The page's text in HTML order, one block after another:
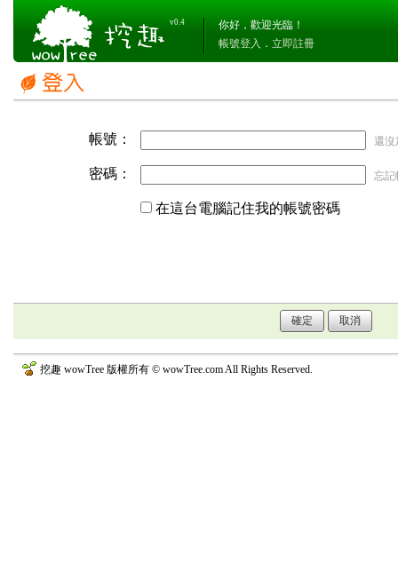
v0.4
你好，歡迎光臨！
帳號登入 ． 立即註冊
帳號： 還
密碼： 忘記
在這台電腦記住我的帳號密碼
挖趣 wowTree 版權所有 © wowTree.com All Rights Reserved.